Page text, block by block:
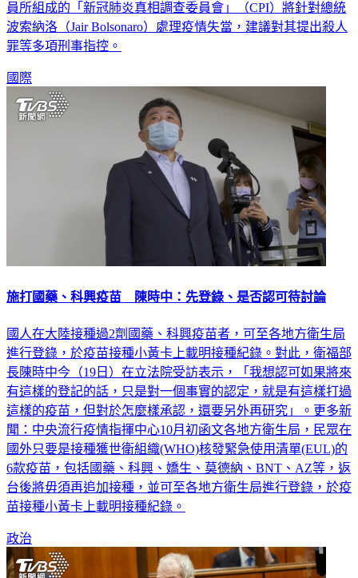
死亡人數第二多的國家，僅次於美國，因此，由巴西參議院成
員所組成的「新冠肺炎真相調查委員會」（CPI）將針對總統
波索納洛（Jair Bolsonaro）處理疫情失當，建議對其提出殺人
國際
國人在大陸接種過2劑國藥、科興疫苗者，可至各地方衛生局
進行登錄，於疫苗接種小黃卡上載明接種紀錄。對此，衛福部
長陳時中今（19日）在立法院受訪表示，「我想認可如果將來
有這樣的登記的話，只是對一個事實的認定，就是有這樣打過
這樣的疫苗，但對於怎麼樣承認，還要另外再研究」。更多新
聞：中央流行疫情指揮中心10月初函文各地方衛生局，民眾在
國外只要是接種獲世衛組織(WHO)核發緊急使用清單(EUL)的
6款疫苗，包括國藥、科興、嬌生、莫德納、BNT、AZ等，返
台後將毋須再追加接種，並可至各地方衛生局進行登錄，於疫
政治